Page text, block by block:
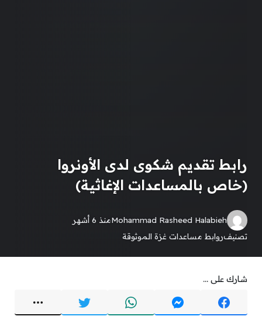
رابط تقديم شكوى لدى الأونروا
(خاص بالمساعدات الإغاثية)
Mohammad Rasheed Halabiehمنذ 6 أشهر
تصنيفروابط مساعدات غزة الموثوقة
شارك على ...